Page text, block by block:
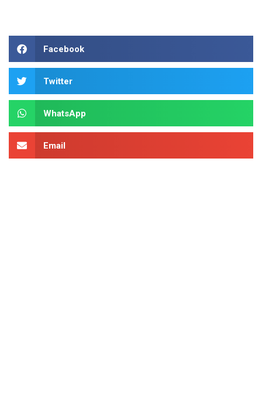
Facebook
Twitter
WhatsApp
Email